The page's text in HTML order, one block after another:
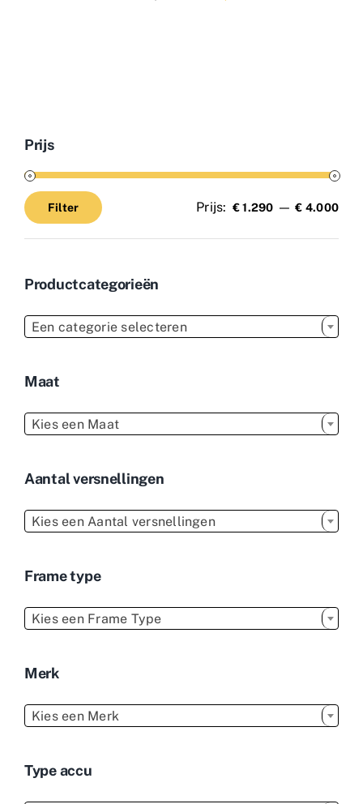
Prijs
Min.
prijs
Max.
prijs
Filter Prijs: € 1.290 —€ 4.000
Productcategorieën
Een categorie selecteren
Maat
Kies een Maat
Aantal versnellingen
Kies een Aantal versnellingen
Frame type
Kies een Frame Type
Merk
Kies een Merk
Type accu